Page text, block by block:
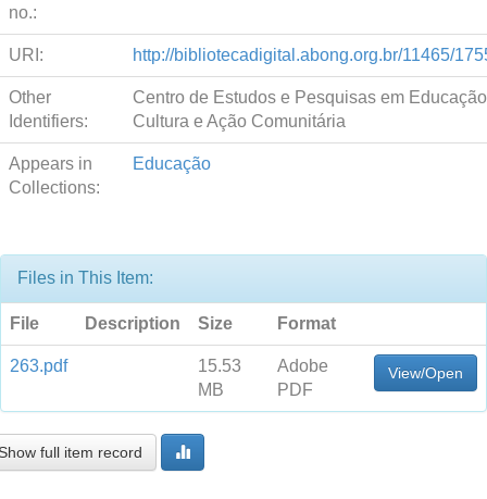
no.:
URI: http://bibliotecadigital.abong.org.br/11465/
Other
Identifiers:
Centro de Estudos e Pesquisas em
Cultura e Ação Comunitária
Appears in
Collections:
Educação
Files in This Item:
File Description Size Format
263.pdf
15.53
MB
Adobe
PDF
View/Open
full item record